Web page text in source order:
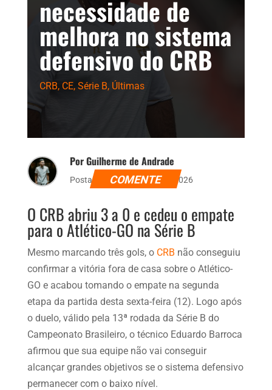
necessidade de
melhora no sistema
defensivo do CRB
CRB, CE, Série B, Últimas
Por Guilherme de Andrade
Postado dia 13 de junho de 2026
COMENTE
O CRB abriu 3 a 0 e cedeu o empate
para o Atlético-GO na Série B
Mesmo marcando três gols, o CRB não conseguiu
confirmar a vitória fora de casa sobre o Atlético-
GO e acabou tomando o empate na segunda
etapa da partida desta sexta-feira (12). Logo após
o duelo, válido pela 13ª rodada da Série B do
Campeonato Brasileiro, o técnico Eduardo Barroca
afirmou que sua equipe não vai conseguir
alcançar grandes objetivos se o sistema defensivo
permanecer com o baixo nível.